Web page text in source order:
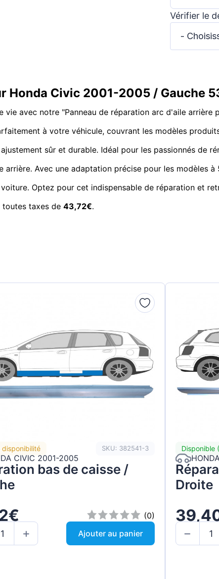
Vérifier le
-
Honda Civic 2001-2005 / Gauche
vie avec notre "Panneau de réparation arc d'aile arrière
à votre véhicule, couvrant les modèles
sûr et durable. Idéal pour les passionnés de
Avec une adaptation précise pour les modèles
Optez pour cet indispensable de réparation et
taxes de 43,72€.
disponibilité SKU: 382541-3
CIVIC 2001-2005
bas de caisse /
(0)
Ajouter au panier
Disponible
Droite